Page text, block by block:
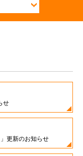
せ
更新のお知らせ